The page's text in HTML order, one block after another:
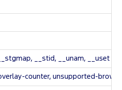
__stid, __unam, __uset
counter, unsupported-